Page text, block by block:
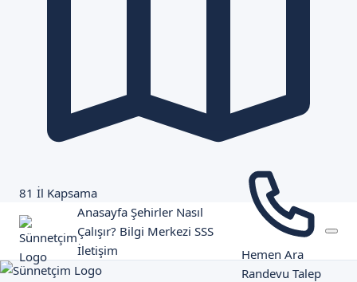
81 İl Kapsama
Anasayfa Şehirler Nasıl
Çalışır? Bilgi Merkezi SSS
İletişim
Hemen Ara
Randevu Talep